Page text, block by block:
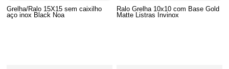
Grelha/Ralo 15X15 sem caixilho
aço inox Black Noa
Ralo Grelha 10x10 com Base Gold
Matte Listras Invinox